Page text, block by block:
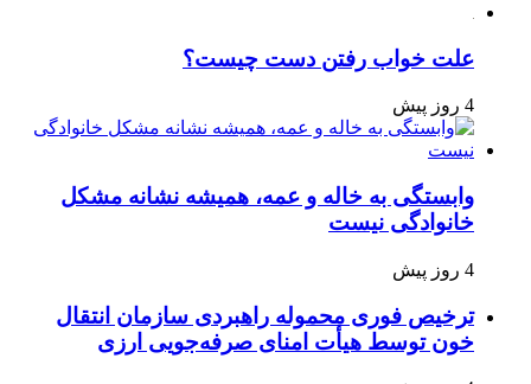
علت خواب رفتن دست چیست؟
4 روز پیش
وابستگی به خاله و عمه، همیشه نشانه مشکل
خانوادگی نیست
4 روز پیش
ترخیص فوری محموله راهبردی سازمان انتقال
خون توسط هیأت امنای صرفه‌جویی ارزی